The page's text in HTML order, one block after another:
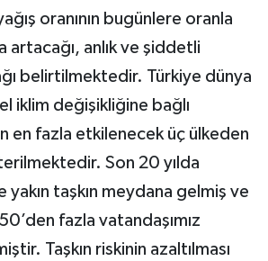
oranının bugünlere oranla
artacağı, anlık ve şiddetli
belirtilmektedir. Türkiye dünya
iklim değişikliğine bağlı
en fazla etkilenecek üç ülkeden
Son 20 yılda
yakın taşkın meydana gelmiş ve
fazla vatandaşımız
Taşkın riskinin azaltılması